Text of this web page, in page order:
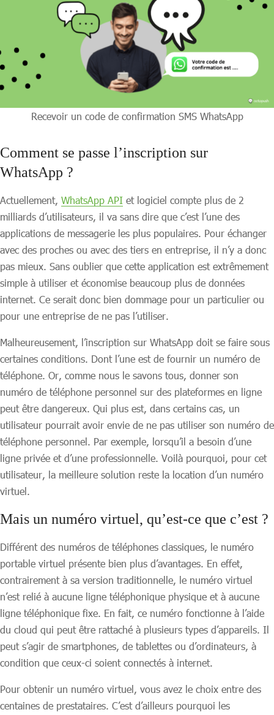
Recevoir un code de confirmation SMS WhatsApp
Comment se passe l’inscription sur
WhatsApp ?
Actuellement, WhatsApp API et logiciel compte plus de 2
milliards d’utilisateurs, il va sans dire que c’est l’une des
applications de messagerie les plus populaires. Pour échanger
avec des proches ou avec des tiers en entreprise, il n’y a donc
pas mieux. Sans oublier que cette application est extrêmement
simple à utiliser et économise beaucoup plus de données
internet. Ce serait donc bien dommage pour un particulier ou
pour une entreprise de ne pas l’utiliser.
Malheureusement, l’inscription sur WhatsApp doit se faire sous
certaines conditions. Dont l’une est de fournir un numéro de
téléphone. Or, comme nous le savons tous, donner son
numéro de téléphone personnel sur des plateformes en ligne
peut être dangereux. Qui plus est, dans certains cas, un
utilisateur pourrait avoir envie de ne pas utiliser son numéro de
téléphone personnel. Par exemple, lorsqu’il a besoin d’une
ligne privée et d’une professionnelle. Voilà pourquoi, pour cet
utilisateur, la meilleure solution reste la location d’un numéro
virtuel.
Mais un numéro virtuel, qu’est-ce que c’est ?
Différent des numéros de téléphones classiques, le numéro
portable virtuel présente bien plus d’avantages. En effet,
contrairement à sa version traditionnelle, le numéro virtuel
n’est relié à aucune ligne téléphonique physique et à aucune
ligne téléphonique fixe. En fait, ce numéro fonctionne à l’aide
du cloud qui peut être rattaché à plusieurs types d’appareils. Il
peut s’agir de smartphones, de tablettes ou d’ordinateurs, à
condition que ceux-ci soient connectés à internet.
Pour obtenir un numéro virtuel, vous avez le choix entre des
centaines de prestataires. C’est d’ailleurs pourquoi les